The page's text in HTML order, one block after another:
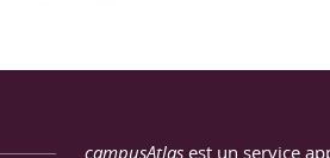
campusAtlas est un service